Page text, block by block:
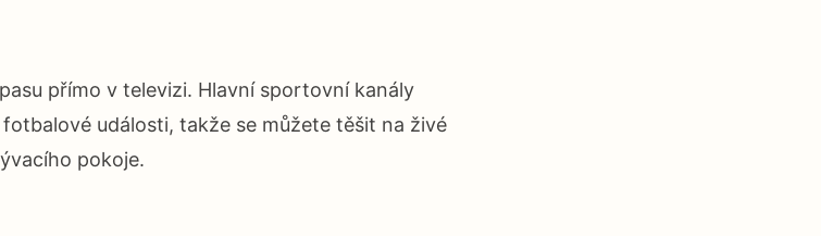
přímo v televizi. Hlavní sportovní kanály
události, takže se můžete těšit na živé
pokoje.